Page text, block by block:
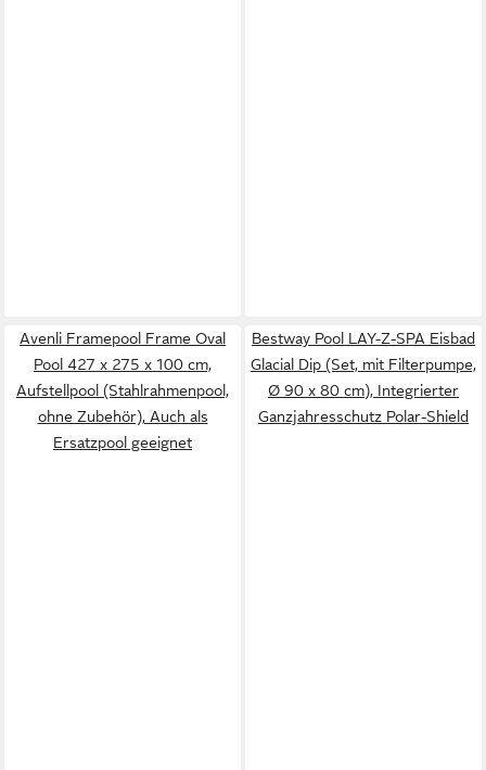
Avenli Framepool Frame Oval
Pool 427 x 275 x 100 cm,
Aufstellpool (Stahlrahmenpool,
ohne Zubehör), Auch als
Ersatzpool geeignet
Bestway Pool LAY-Z-SPA Eisbad
Glacial Dip (Set, mit Filterpumpe,
Ø 90 x 80 cm), Integrierter
Ganzjahresschutz Polar-Shield